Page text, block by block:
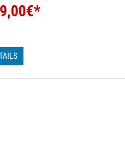
€*